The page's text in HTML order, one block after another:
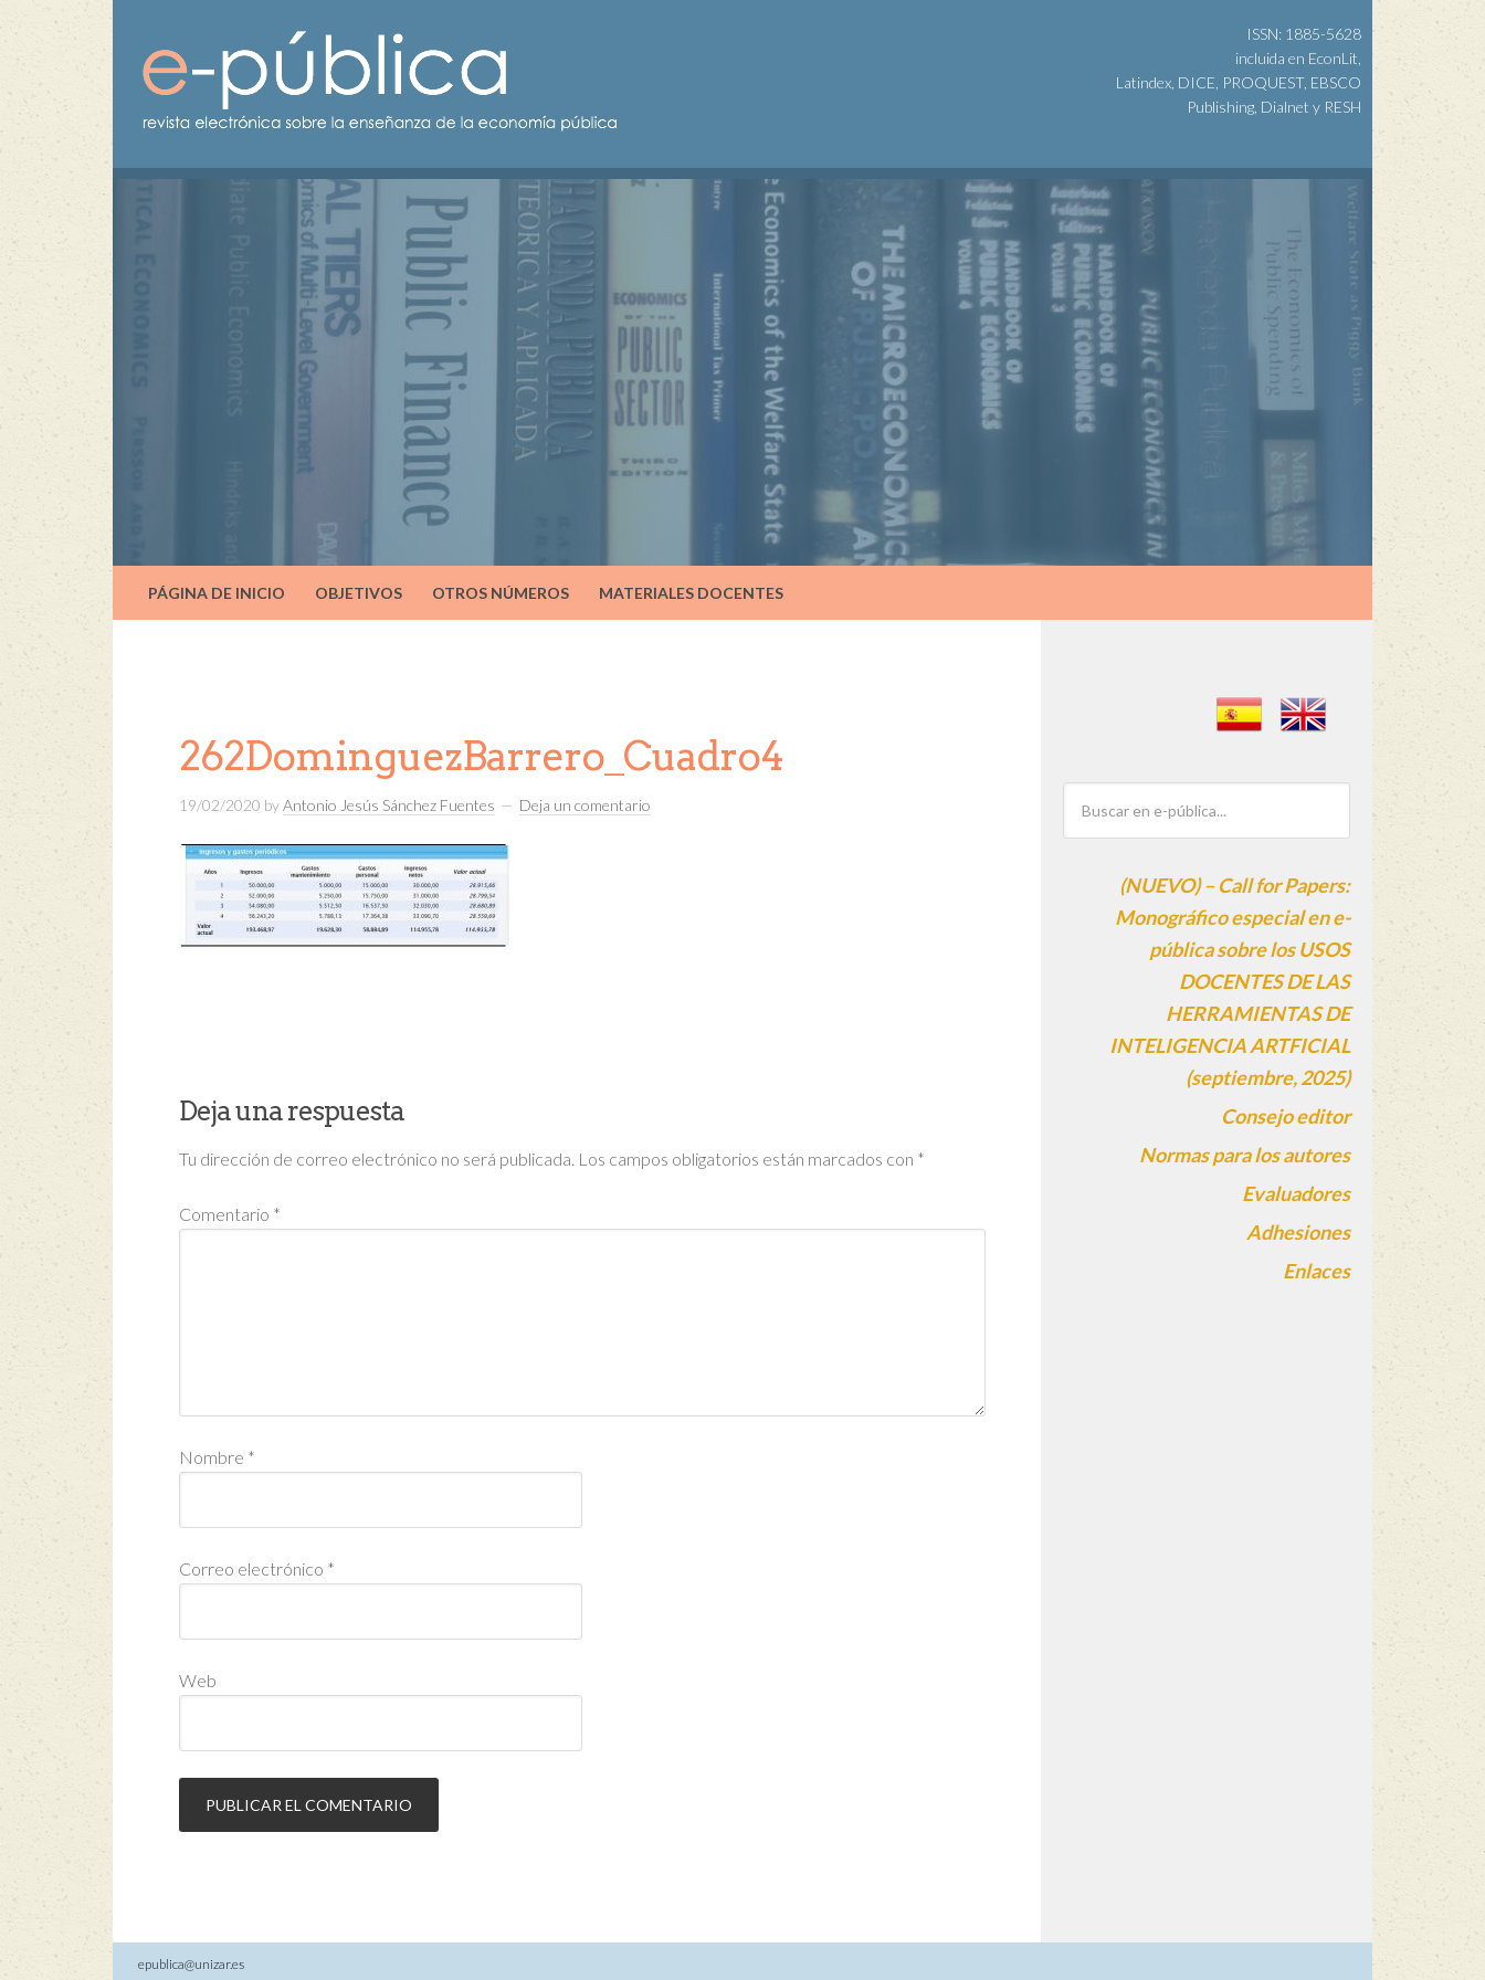
ISSN: 1885-5628
incluida en EconLit,
Latindex, DICE, PROQUEST, EBSCO
Publishing, Dialnet y RESH
PÁGINA DE INICIO OBJETIVOS OTROS NÚMEROS MATERIALES DOCENTES
262DominguezBarrero_Cuadro4
19/02/2020 byAntonio Jesús Sánchez Fuentes Deja un comentario
Deja una respuesta
Tu dirección de correo electrónico no será publicada. Los campos obligatorios están marcados con *
Comentario *
Nombre *
Correo electrónico *
Web
(NUEVO) – Call for Papers:
Monográfico especial en e-
pública sobre los USOS
DOCENTES DE LAS
HERRAMIENTAS DE
INTELIGENCIA ARTFICIAL
(septiembre, 2025)
Consejo editor
Normas para los autores
Evaluadores
Adhesiones
Enlaces
epublica@unizar.es